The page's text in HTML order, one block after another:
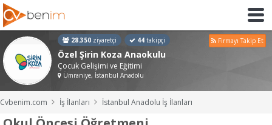
28.350 ziyaretçi 44 takipçi Firmayı Takip Et
Özel Şirin Koza Anaokulu
Çocuk Gelişimi ve Eğitimi
Ümraniye, İstanbul Anadolu
Cvbenim.com İş İlanları İstanbul Anadolu İş İlanları